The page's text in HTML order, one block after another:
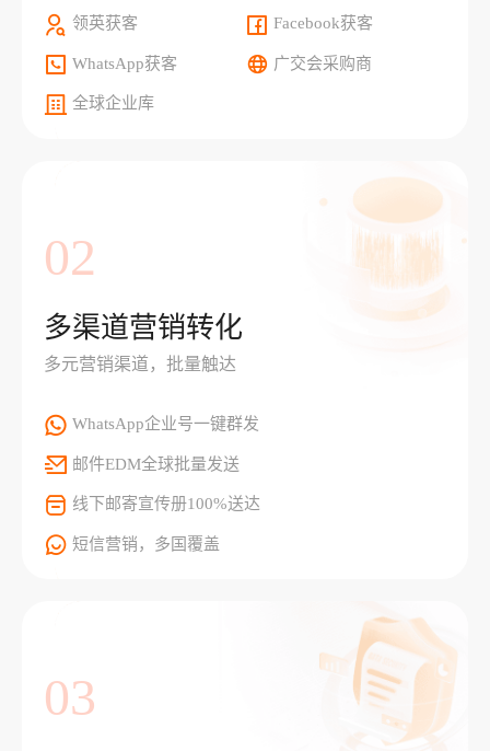
领英获客 Facebook获客
WhatsApp获客 广交会采购商
全球企业库
02
多渠道营销转化
多元营销渠道，批量触达
WhatsApp企业号一键群发
邮件EDM全球批量发送
线下邮寄宣传册100%送达
短信营销，多国覆盖
03